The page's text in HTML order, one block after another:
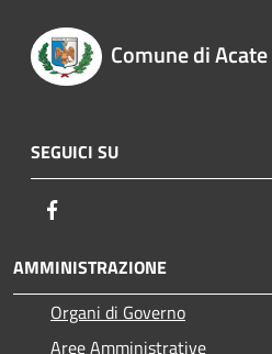
Comune di Acate
SEGUICI SU
AMMINISTRAZIONE
Organi di Governo
Aree Amministrative